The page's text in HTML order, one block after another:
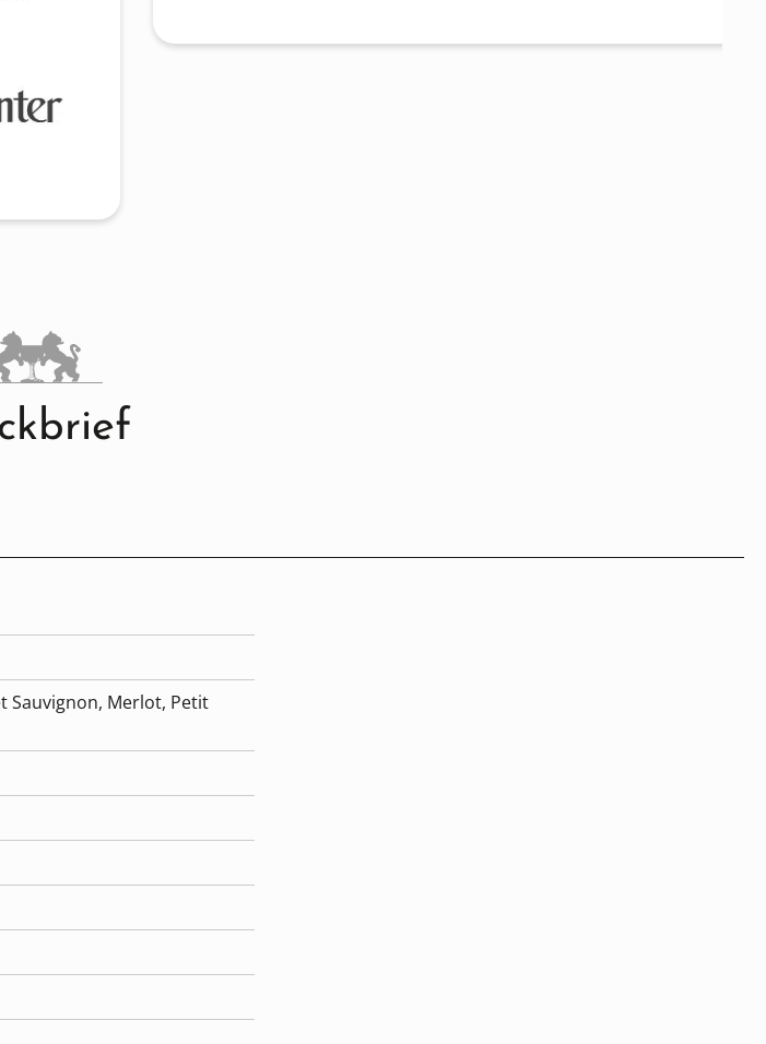
Sauvignon, Merlot, Petit